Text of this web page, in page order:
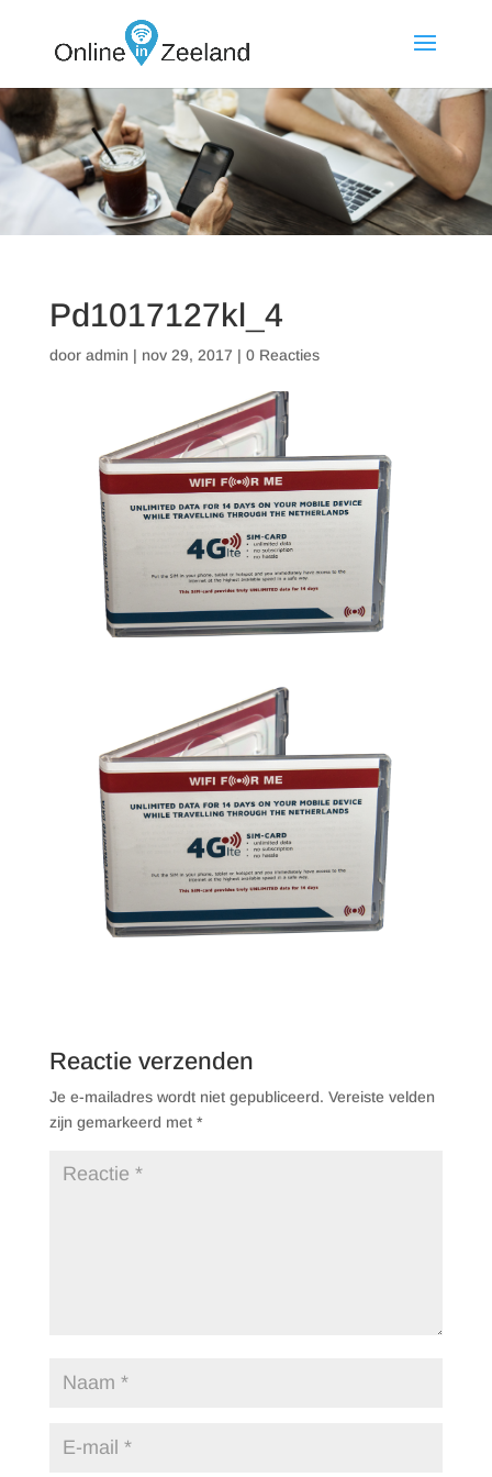
Pd1017127kl_4
door admin | nov 29, 2017 | 0 Reacties
Reactie verzenden
Je e-mailadres wordt niet gepubliceerd. Vereiste velden
zijn gemarkeerd met *